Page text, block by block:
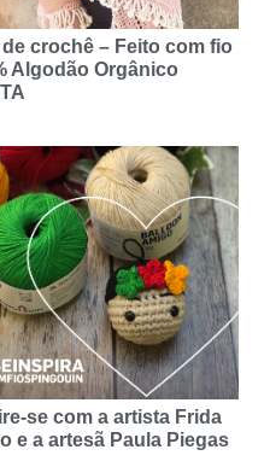
de crochê – Feito com fio
Algodão Orgânico
se com a artista Frida
e a artesã Paula Piegas